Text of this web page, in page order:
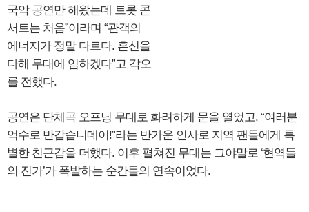
국악 공연만 해왔는데 트롯 콘
서트는 처음”이라며 “관객의
에너지가 정말 다르다. 혼신을
다해 무대에 임하겠다”고 각오
를 전했다.
공연은 단체곡 오프닝 무대로 화려하게 문을 열었고, “여러분
억수로 반갑습니데이!”라는 반가운 인사로 지역 팬들에게 특
별한 친근감을 더했다. 이후 펼쳐진 무대는 그야말로 ‘현역들
의 진가’가 폭발하는 순간들의 연속이었다.